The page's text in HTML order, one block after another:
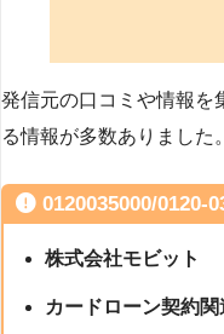
発信元の口コミや情報を
る情報が多数ありました。
0120035000/0120-
株式会社モビット
カードローン契約